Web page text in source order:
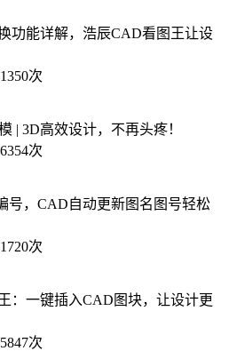
功能详解，浩辰CAD看图王让设
次
| 3D高效设计，不再头疼！
次
号，CAD自动更新图名图号轻松
次
：一键插入CAD图块，让设计更
次